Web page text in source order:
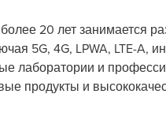
20 лет занимается
5G, 4G, LPWA, LTE-
лаборатории и
продукты и